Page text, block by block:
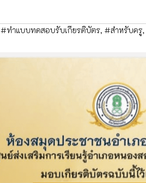
#ทำแบบทดสอบรับเกียรติบัตร, #สำหรับครู,